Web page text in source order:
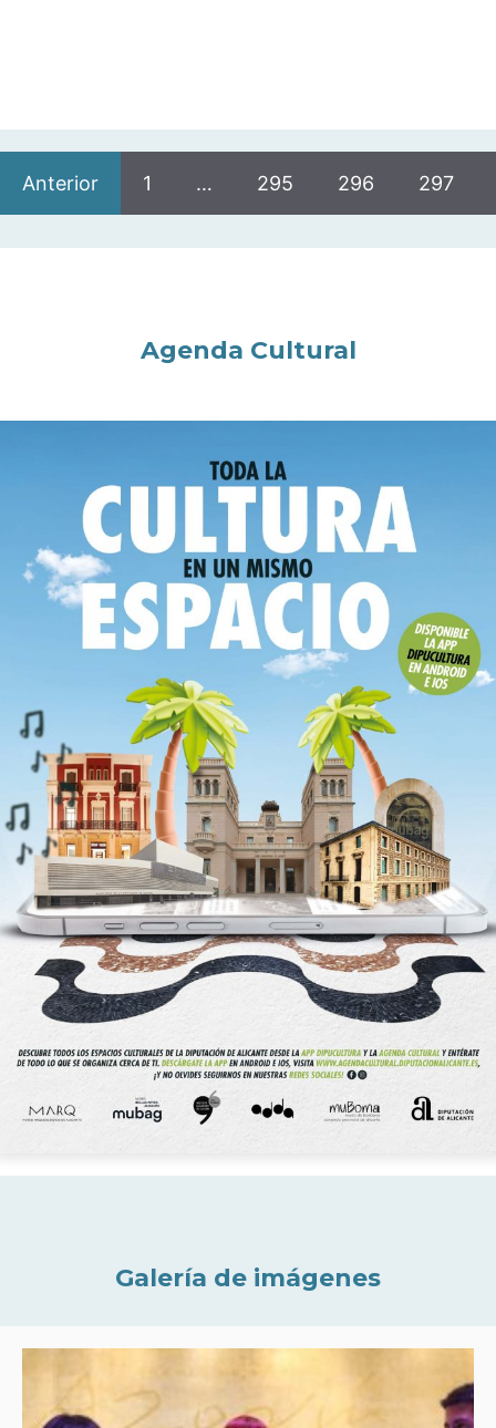
Anterior 1 … 295 296 297
Agenda Cultural
Galería de imágenes